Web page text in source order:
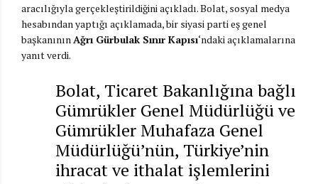
aracılığıyla gerçekleştirildiğini açıkladı. Bolat, sosyal medya
hesabından yaptığı açıklamada, bir siyasi parti eş genel
başkanının Ağrı Gürbulak Sınır Kapısı‘ndaki açıklamalarına
yanıt verdi.
Bolat, Ticaret Bakanlığına bağlı
Gümrükler Genel Müdürlüğü ve
Gümrükler Muhafaza Genel
Müdürlüğü’nün, Türkiye’nin
ihracat ve ithalat işlemlerini